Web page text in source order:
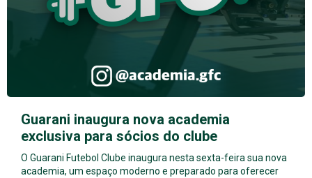
Guarani inaugura nova academia
exclusiva para sócios do clube
O Guarani Futebol Clube inaugura nesta sexta-feira sua nova
academia, um espaço moderno e preparado para oferecer